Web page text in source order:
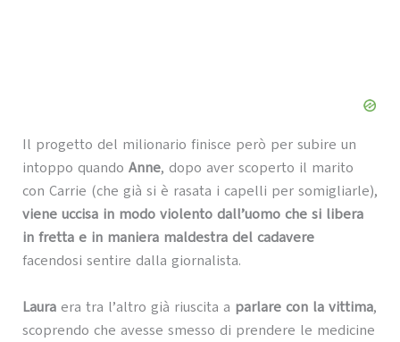
Il progetto del milionario finisce però per subire un
intoppo quando Anne, dopo aver scoperto il marito
con Carrie (che già si è rasata i capelli per somigliarle),
viene uccisa in modo violento dall’uomo che si libera
in fretta e in maniera maldestra del cadavere
facendosi sentire dalla giornalista.
Lauraera tra l’altro già riuscita a parlare con la vittima,
scoprendo che avesse smesso di prendere le medicine